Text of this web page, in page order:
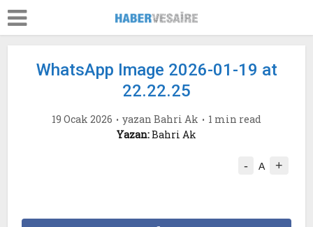
WhatsApp Image 2026-01-19 at
22.22.25
19 Ocak 2026 yazan Bahri Ak
1 min read
Yazan:Bahri Ak
- A +